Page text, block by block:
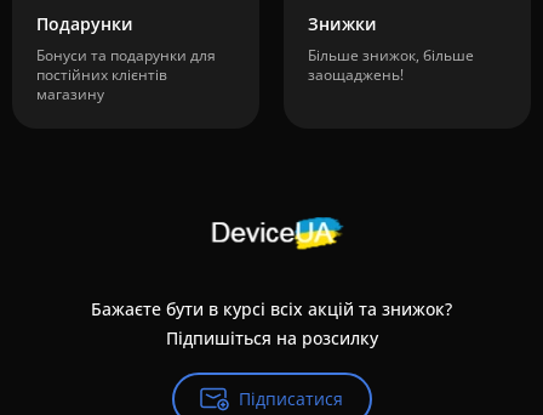
Подарунки
Бонуси та подарунки для
постійних клієнтів
магазину
Знижки
Більше знижок, більше
заощаджень!
Бажаєте бути в курсі всіх акцій та знижок?
Підпишіться на розсилку
Підписатися